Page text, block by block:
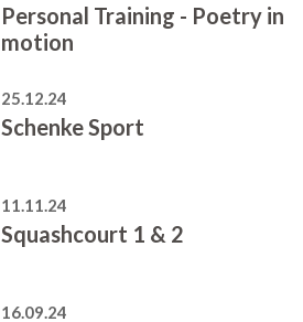
Personal Training - Poetry in
motion
25.12.24
Schenke Sport
11.11.24
Squashcourt 1 & 2
16.09.24